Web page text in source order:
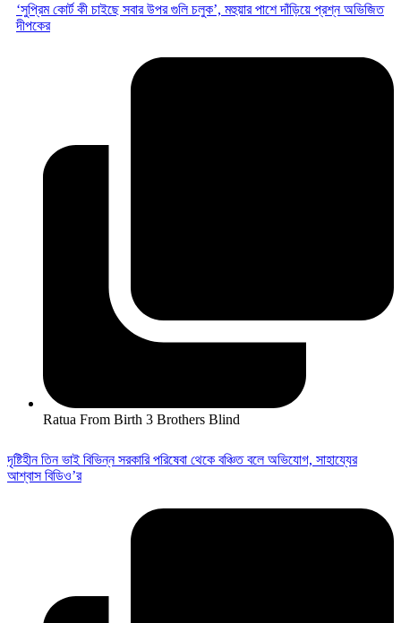
‘সুপ্রিম কোর্ট কী চাইছে সবার উপর গুলি চলুক’, মহুয়ার পাশে দাঁড়িয়ে প্রশ্ন অভিজিত
দীপকের
Ratua From Birth 3 Brothers Blind
দৃষ্টিহীন তিন ভাই বিভিন্ন সরকারি পরিষেবা থেকে বঞ্চিত বলে অভিযোগ, সাহায্যের
আশ্বাস বিডিও’র